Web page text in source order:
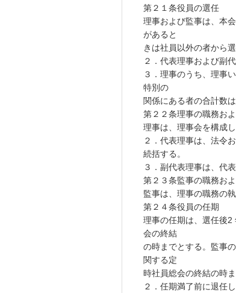
第２１条役員の選任
理事および監事は、本
があると
きは社員以外の者から
２．代表理事および副
３．理事のうち、理事
特別の
関係にある者の合計数
第２２条理事の職務お
理事は、理事会を構成
２．代表理事は、法令
続括する。
３．副代表理事は、代
第２３条監事の職務お
監事は、理事の職務の
第２４条役員の任期
理事の任期は、選任後2
会の終結
の時までとする。監事
関する定
時社員総会の終結の時
２．任期満了前に退任